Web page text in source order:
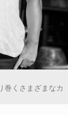
巻くさまざまなカ